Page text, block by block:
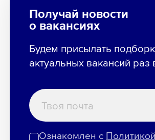
Получай новости
о вакансиях
Будем присылать
актуальных вакансий
Ознакомлен с Политикой